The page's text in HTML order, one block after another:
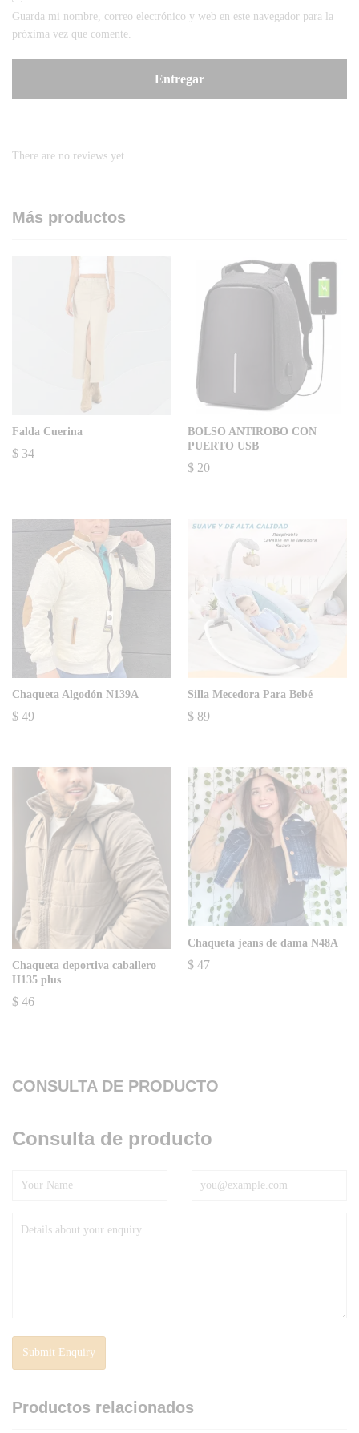
Guarda mi nombre, correo electrónico y web en este navegador para la
próxima vez que comente.
There are no reviews yet.
Más productos
Falda Cuerina
$ 34
BOLSO ANTIROBO CON
PUERTO USB
$ 20
Chaqueta Algodón N139A
$ 49
Silla Mecedora Para Bebé
$ 89
Chaqueta deportiva caballero
H135 plus
$ 46
Chaqueta jeans de dama N48A
$ 47
CONSULTA DE PRODUCTO
Consulta de producto
Productos relacionados